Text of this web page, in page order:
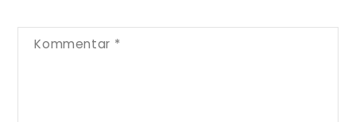
Kommentar *